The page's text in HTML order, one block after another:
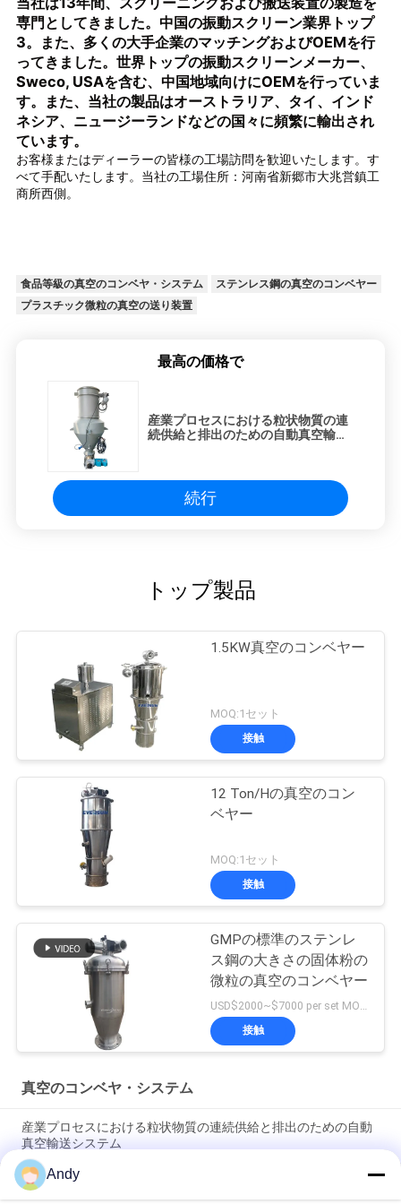
専門としてきました。中国の振動スクリーン業界トップ
3。また、多くの大手企業のマッチングおよびOEMを行
ってきました。世界トップの振動スクリーンメーカー、
Sweco, USAを含む、中国地域向けにOEMを行っていま
す。また、当社の製品はオーストラリア、タイ、インド
ネシア、ニュージーランドなどの国々に頻繁に輸出され
ています。
お客様またはディーラーの皆様の工場訪問を歓迎いたします。す
べて手配いたします。当社の工場住所：河南省新郷市大兆営鎮工
商所西側。
食品等級の真空のコンベヤ・システム
ステンレス鋼の真空のコンベヤー
プラスチック微粒の真空の送り装置
最高の価格で
産業プロセスにおける粒状物質の連
続供給と排出のための自動真空輸送
続行
トップ製品
1.5KW真空のコンベヤー
MOQ:1セット
接触
12 Ton/Hの真空のコン
ベヤー
MOQ:1セット
接触
GMPの標準のステンレ
ス鋼の大きさの固体粉の
微粒の真空のコンベヤー
接触
真空のコンベヤ・システム
産業プロセスにおける粒状物質の連続供給と排出のための自動
真空輸送システム
コンパクトで使いやすい設計の真空コンベアシステムは、粒状
および粉末材料を効率的に搬送します
Andy